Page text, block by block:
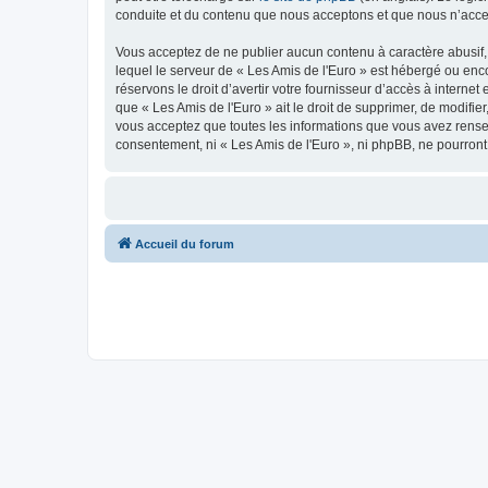
conduite et du contenu que nous acceptons et que nous
Vous acceptez de ne publier aucun contenu à caractère
lequel le serveur de « Les Amis de l'Euro » est hébergé ou
réservons le droit d’avertir votre fournisseur d’accès à
que « Les Amis de l'Euro » ait le droit de supprimer, de
vous acceptez que toutes les informations que vous avez
consentement, ni « Les Amis de l'Euro », ni phpBB, ne
Accueil du forum